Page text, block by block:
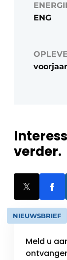
ENG
verder.
NIEUWSBRIEF
Meld u